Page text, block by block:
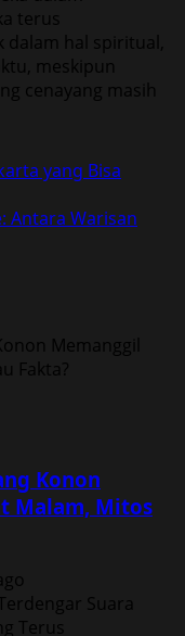
terus
dalam hal spiritual,
meskipun
cenayang masih
yang Bisa
Antara Warisan
Konon
Malam, Mitos